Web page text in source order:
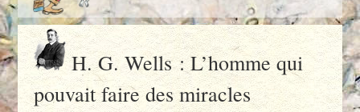
H. G. Wells : L’homme qui
pouvait faire des miracles